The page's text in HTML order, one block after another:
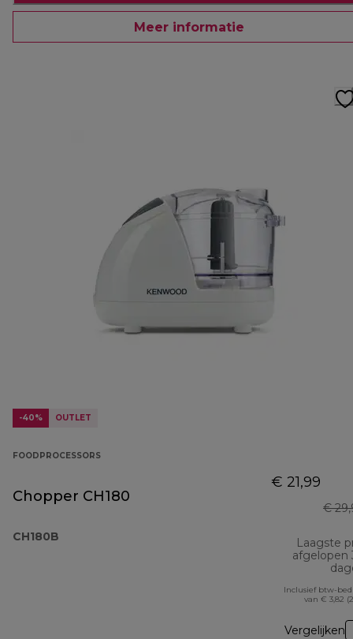
Meer informatie
-40% OUTLET
FOODPROCESSORS
Chopper CH180
CH180B
€ 21,99
€
Laagste
afgelopen
Inclusief btw-
van € 3,82
Vergelijken